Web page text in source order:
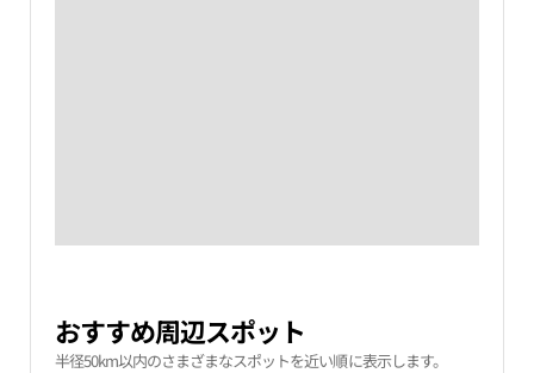
おすすめ周辺スポット
半径50km以内のさまざまなスポットを近い順に表示します。